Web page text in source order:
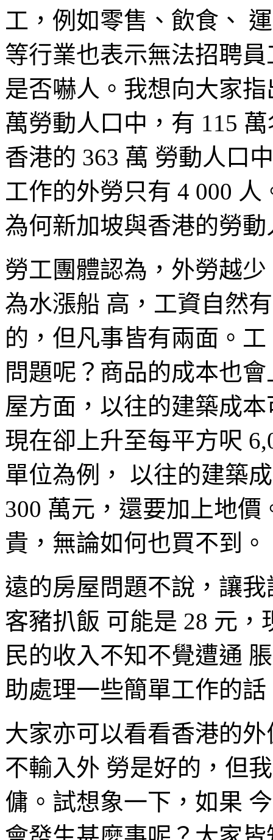
工，例如零售、飲食、
等行業也表示無法招聘
是否嚇人。我想向大家
萬勞動人口中，有 115
香港的 363 萬 勞動人口
工作的外勞只有 4 000
為何新加坡與香港的勞
勞工團體認為，外勞越
為水漲船 高，工資自然
的，但凡事皆有兩面。
問題呢？商品的成本也
屋方面，以往的建築成
現在卻上升至每平方呎
單位為例， 以往的建築
300 萬元，還要加上地
貴，無論如何也買不到。
遠的房屋問題不說，讓
客豬扒飯 可能是 28 元
民的收入不知不覺遭通
助處理一些簡單工作的
大家亦可以看看香港的
不輸入外 勞是好的，但
傭。試想象一下，如果